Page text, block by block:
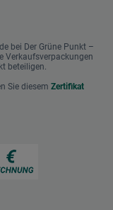
bei Der Grüne Punkt –
Verkaufsverpackungen
beteiligen.
Sie diesem Zertifikat